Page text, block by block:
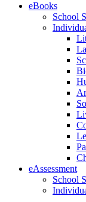
eBooks
School
eAssessment
School